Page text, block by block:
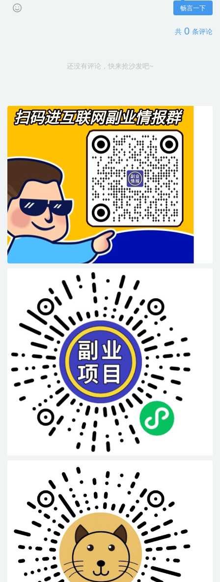
畅言一下
共 0 条评论
还没有评论，快来抢沙发吧~